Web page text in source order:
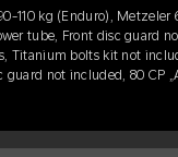
110 kg (Enduro), Metzeler
tube, Front disc guard
Titanium bolts kit not
guard not included, 80 CP